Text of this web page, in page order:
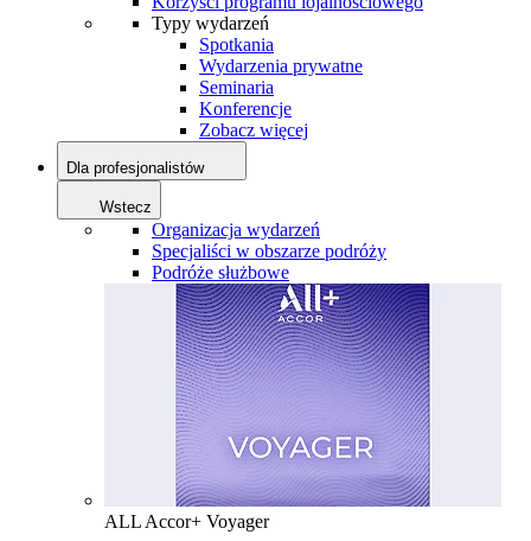
Typy wydarzeń
Spotkania
Wydarzenia prywatne
Seminaria
Konferencje
Zobacz więcej
Dla profesjonalistów
Wstecz
Organizacja wydarzeń
Specjaliści w obszarze podróży
Podróże służbowe
ALL Accor+ Voyager